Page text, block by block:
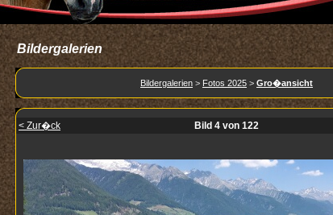
Bildergalerien
Bildergalerien > Fotos 2025 > Gro�ansicht
< Zur�ck Bild 4 von 122